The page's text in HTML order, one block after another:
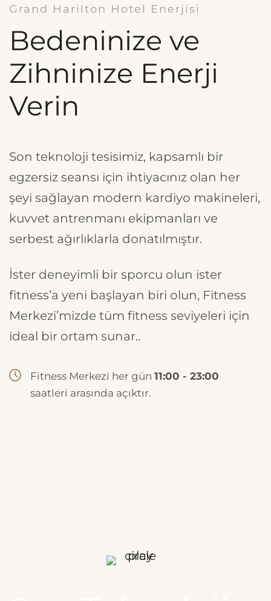
Grand Harilton Hotel Enerjisi
Bedeninize ve
Zihninize Enerji
Verin
Son teknoloji tesisimiz, kapsamlı bir
egzersiz seansı için ihtiyacınız olan her
şeyi sağlayan modern kardiyo makineleri,
kuvvet antrenmanı ekipmanları ve
serbest ağırlıklarla donatılmıştır.
İster deneyimli bir sporcu olun ister
fitness’a yeni başlayan biri olun, Fitness
Merkezi’mizde tüm fitness seviyeleri için
ideal bir ortam sunar..
Fitness Merkezi her gün 11:00 - 23:00
saatleri arasında açıktır.